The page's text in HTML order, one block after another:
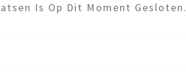
Is Op Dit Moment Gesloten.